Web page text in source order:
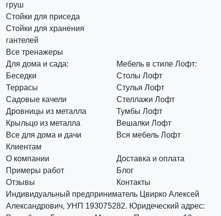
груш
Стойки для приседа
Стойки для хранения
гантелей
Все тренажеры
Для дома и сада:
Беседки
Террасы
Садовые качели
Дровницы из металла
Крыльцо из металла
Все для дома и дачи
Мебель в стиле Лофт:
Столы Лофт
Стулья Лофт
Стеллажи Лофт
Тумбы Лофт
Вешалки Лофт
Вся мебель Лофт
Клиентам
О компании
Доставка и оплата
Примеры работ
Блог
Отзывы
Контакты
Индивидуальный предприниматель Цвирко Алексей
Александрович, УНП 193075282. Юридеческий адрес: